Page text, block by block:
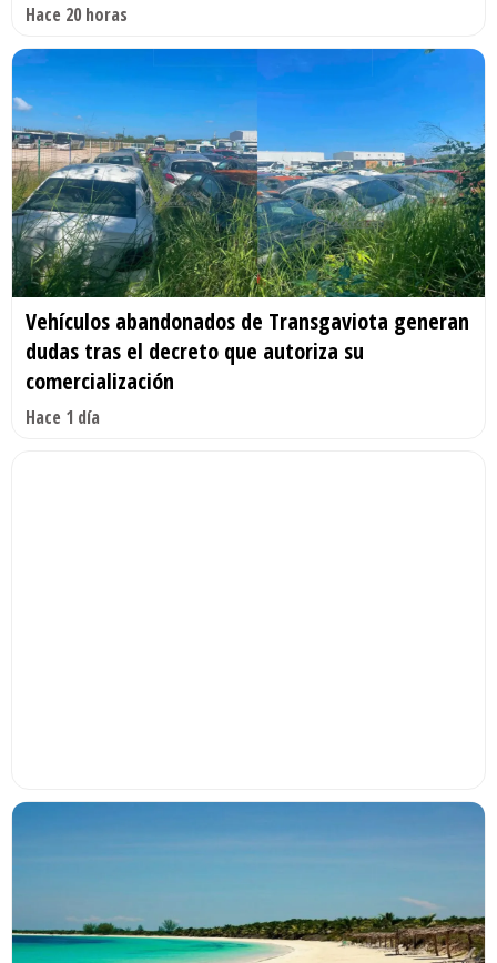
Hace 20 horas
Vehículos abandonados de Transgaviota generan
dudas tras el decreto que autoriza su
comercialización
Hace 1 día